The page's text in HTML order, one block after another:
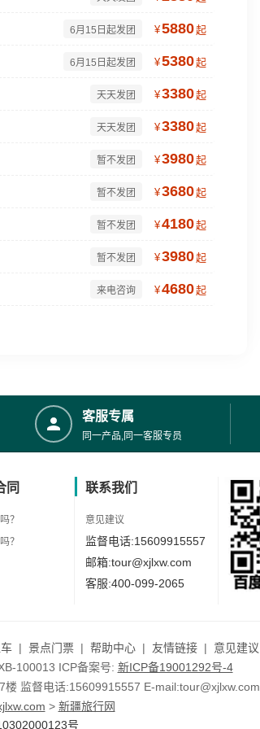
6月15日起发团 ¥5880起
6月15日起发团 ¥5380起
天天发团 ¥3380起
天天发团 ¥3380起
暂不发团 ¥3980起
暂不发团 ¥3680起
暂不发团 ¥4180起
暂不发团 ¥3980起
来电咨询 ¥4680起
客服专属
同一产品,同一客服专员
同
？
？
联系我们
意见建议
监督电话:15609915557
邮箱:tour@xjlxw.com
客服:400-099-2065
| 景点门票 | 帮助中心 | 友情链接 | 意见建议
100013 ICP备案号: 新ICP备19001292号-4
监督电话:15609915557 E-mail:tour@xjlxw.com
> 新疆旅行网
号